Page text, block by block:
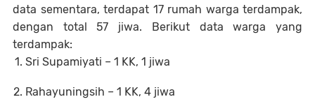
data sementara, terdapat 17 rumah warga terdampak,
dengan total 57 jiwa. Berikut data warga yang
terdampak:
Sri Supamiyati – 1 KK, 1 jiwa
Rahayuningsih – 1 KK, 4 jiwa